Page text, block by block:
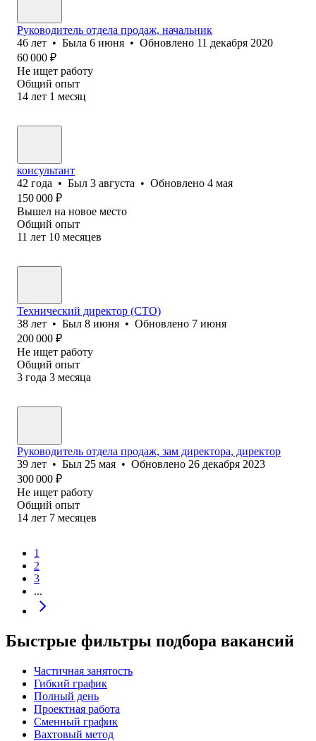
Руководитель отдела продаж, начальник
46 лет • Была 6 июня • Обновлено 11 декабря 2020
60 000 ₽
Не ищет работу
Общий опыт
14 лет 1 месяц
консультант
42 года • Был 3 августа • Обновлено 4 мая
150 000 ₽
Вышел на новое место
Общий опыт
11 лет 10 месяцев
Технический директор (CTO)
38 лет • Был 8 июня • Обновлено 7 июня
200 000 ₽
Не ищет работу
Общий опыт
3 года 3 месяца
Руководитель отдела продаж, зам директора, директор
39 лет • Был 25 мая • Обновлено 26 декабря 2023
300 000 ₽
Не ищет работу
Общий опыт
14 лет 7 месяцев
1
2
3
...
Быстрые фильтры подбора вакансий
Частичная занятость
Гибкий график
Полный день
Проектная работа
Сменный график
Вахтовый метод